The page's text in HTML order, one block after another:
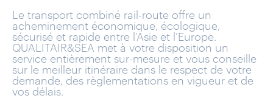
Le transport combiné rail-route offre un
acheminement économique, écologique,
sécurisé et rapide entre l’Asie et l’Europe.
QUALITAIR&SEA met à votre disposition un
service entièrement sur-mesure et vous conseille
sur le meilleur itinéraire dans le respect de votre
demande, des règlementations en vigueur et de
vos délais.